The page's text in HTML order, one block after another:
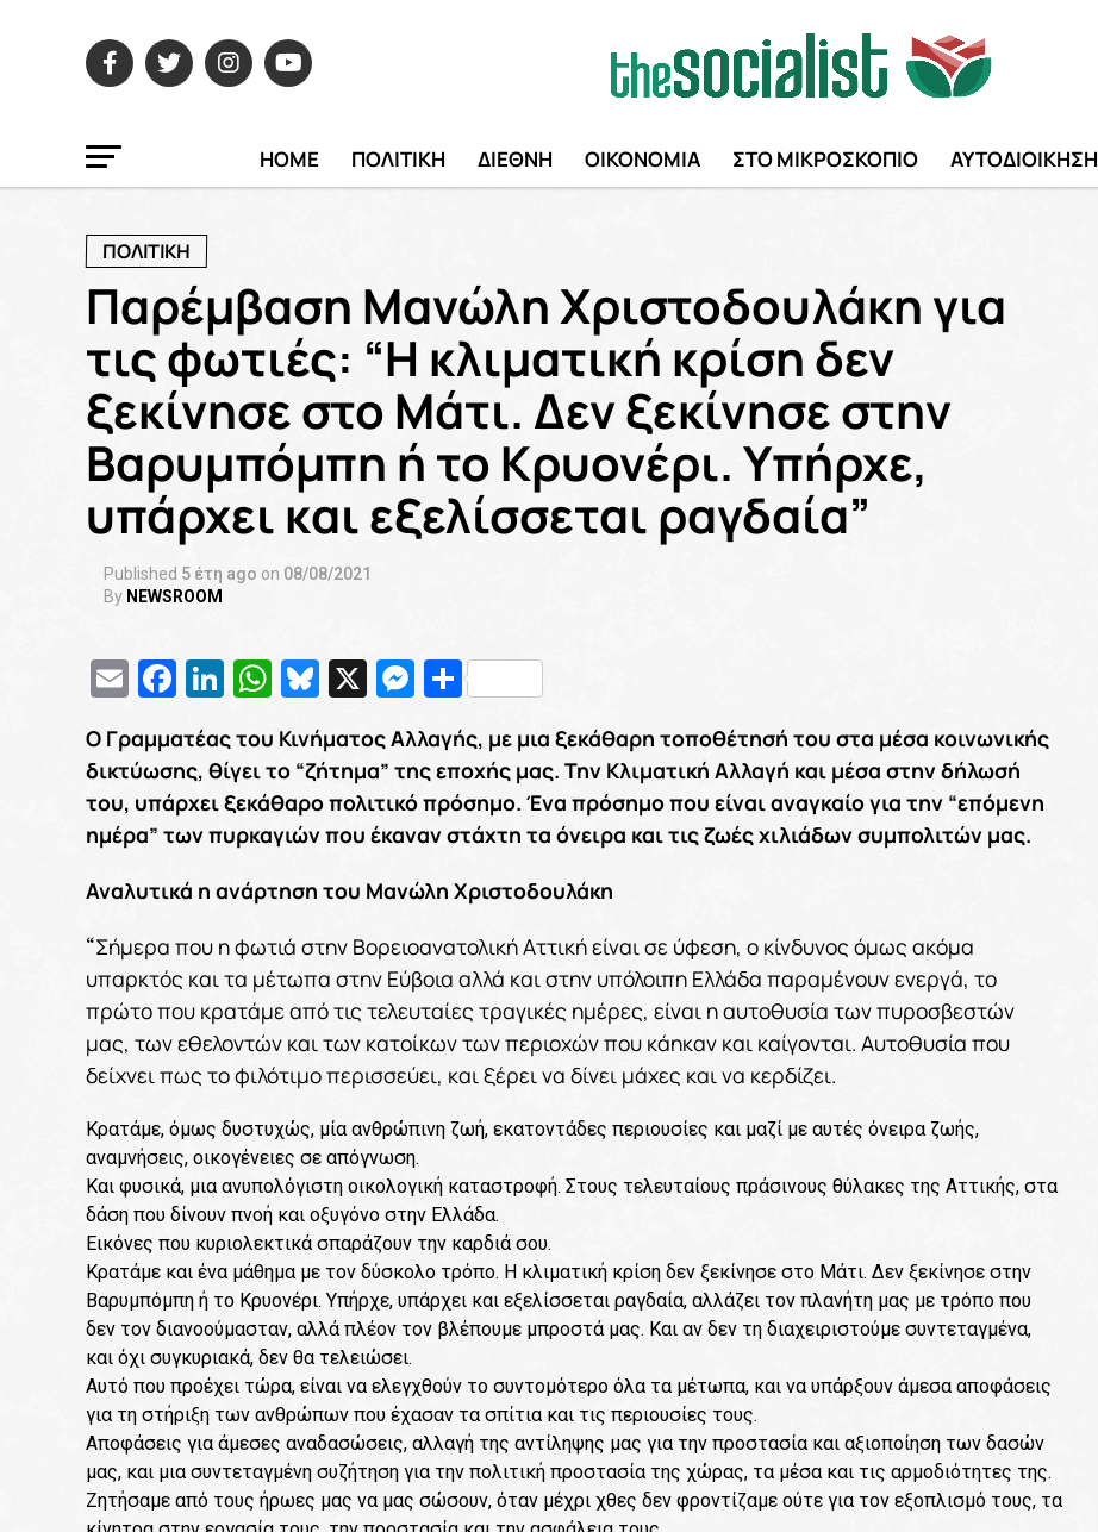
HOME ΠΟΛΙΤΙΚΗ ΔΙΕΘΝΗ ΟΙΚΟΝΟΜΙΑ ΣΤΟ ΜΙΚΡΟΣΚΟΠΙΟ ΑΥΤΟΔΙΟΙΚΗΣΗ
ΠΟΛΙΤΙΚΗ
Παρέμβαση Μανώλη Χριστοδουλάκη για
τις φωτιές: “Η κλιματική κρίση δεν
ξεκίνησε στο Μάτι. Δεν ξεκίνησε στην
Βαρυμπόμπη ή το Κρυονέρι. Υπήρχε,
υπάρχει και εξελίσσεται ραγδαία”
Published 5 έτη ago on 08/08/2021
By NEWSROOM
EmailFacebook
LinkedIn
WhatsApp
Bluesky
X Messenger
Μοιραστείτε
Ο Γραμματέας του Κινήματος Αλλαγής, με μια ξεκάθαρη τοποθέτησή του στα μέσα κοινωνικής
δικτύωσης, θίγει το “ζήτημα” της εποχής μας. Την Κλιματική Αλλαγή και μέσα στην δήλωσή
του, υπάρχει ξεκάθαρο πολιτικό πρόσημο. Ένα πρόσημο που είναι αναγκαίο για την “επόμενη
ημέρα” των πυρκαγιών που έκαναν στάχτη τα όνειρα και τις ζωές χιλιάδων συμπολιτών μας.
Αναλυτικά η ανάρτηση του Μανώλη Χριστοδουλάκη
“Σήμερα που η φωτιά στην Βορειοανατολική Αττική είναι σε ύφεση, ο κίνδυνος όμως ακόμα
υπαρκτός και τα μέτωπα στην Εύβοια αλλά και στην υπόλοιπη Ελλάδα παραμένουν ενεργά, το
πρώτο που κρατάμε από τις τελευταίες τραγικές ημέρες, είναι η αυτοθυσία των πυροσβεστών
μας, των εθελοντών και των κατοίκων των περιοχών που κάηκαν και καίγονται. Αυτοθυσία που
δείχνει πως το φιλότιμο περισσεύει, και ξέρει να δίνει μάχες και να κερδίζει.
Κρατάμε, όμως δυστυχώς, μία ανθρώπινη ζωή, εκατοντάδες περιουσίες και μαζί με αυτές όνειρα ζωής,
αναμνήσεις, οικογένειες σε απόγνωση.
Και φυσικά, μια ανυπολόγιστη οικολογική καταστροφή. Στους τελευταίους πράσινους θύλακες της Αττικής, στα
δάση που δίνουν πνοή και οξυγόνο στην Ελλάδα.
Εικόνες που κυριολεκτικά σπαράζουν την καρδιά σου.
Κρατάμε και ένα μάθημα με τον δύσκολο τρόπο. Η κλιματική κρίση δεν ξεκίνησε στο Μάτι. Δεν ξεκίνησε στην
Βαρυμπόμπη ή το Κρυονέρι. Υπήρχε, υπάρχει και εξελίσσεται ραγδαία, αλλάζει τον πλανήτη μας με τρόπο που
δεν τον διανοούμασταν, αλλά πλέον τον βλέπουμε μπροστά μας. Και αν δεν τη διαχειριστούμε συντεταγμένα,
και όχι συγκυριακά, δεν θα τελειώσει.
Αυτό που προέχει τώρα, είναι να ελεγχθούν το συντομότερο όλα τα μέτωπα, και να υπάρξουν άμεσα αποφάσεις
για τη στήριξη των ανθρώπων που έχασαν τα σπίτια και τις περιουσίες τους.
Αποφάσεις για άμεσες αναδασώσεις, αλλαγή της αντίληψης μας για την προστασία και αξιοποίηση των δασών
μας, και μια συντεταγμένη συζήτηση για την πολιτική προστασία της χώρας, τα μέσα και τις αρμοδιότητες της.
Ζητήσαμε από τους ήρωες μας να μας σώσουν, όταν μέχρι χθες δεν φροντίζαμε ούτε για τον εξοπλισμό τους, τα